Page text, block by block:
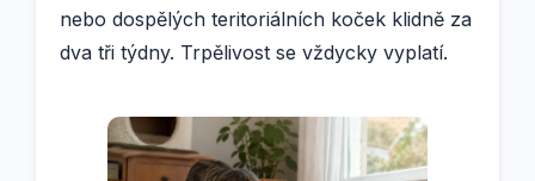
nebo dospělých teritoriálních koček klidně za
dva tři týdny. Trpělivost se vždycky vyplatí.